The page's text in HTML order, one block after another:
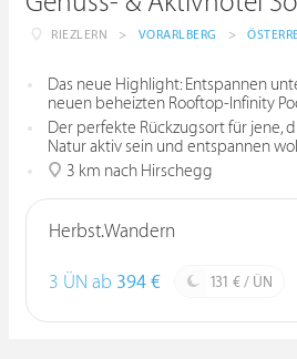
RIEZLERN > VORARLBERG >
Das neue Highlight: Entspannen
neuen beheizten Rooftop-Infinity
Der perfekte Rückzugsort für jene,
Natur aktiv sein und entspannen
3 km nach Hirschegg
Herbst.Wandern
3 ÜN ab 394 € 131 € / ÜN